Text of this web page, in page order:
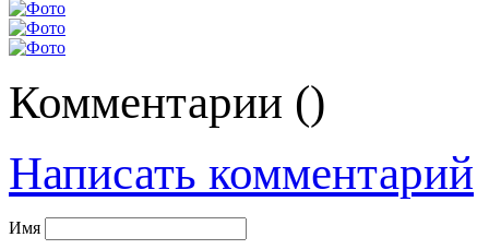
Комментарии ()
Написать комментарий
Имя